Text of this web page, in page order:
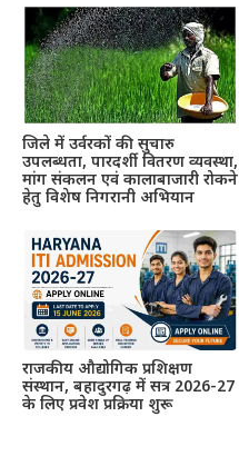
जिले में उर्वरकों की सुचारु
उपलब्धता, पारदर्शी वितरण व्यवस्था,
मांग संकलन एवं कालाबाजारी रोकने
हेतु विशेष निगरानी अभियान
राजकीय औद्योगिक प्रशिक्षण
संस्थान, बहादुरगढ़ में सत्र 2026-27
के लिए प्रवेश प्रक्रिया शुरू